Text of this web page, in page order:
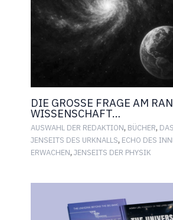
DIE GROSSE FRAGE AM
WISSENSCHAFT…
AUSWAHL DER REDAKTION, BÜCHER,
JENSEITS DES URKNALLS, ECHO DES
ERWACHEN, JENSEITS DER PHYSIK